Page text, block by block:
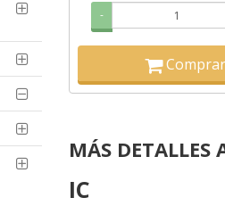
-
Comprar
MÁS DETALLES
IC